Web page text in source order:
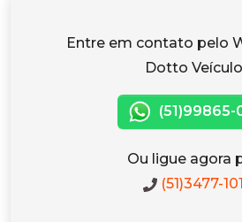
Entre em contato pelo
Dotto
(51)99865-
Ou ligue agora
(51)3477-